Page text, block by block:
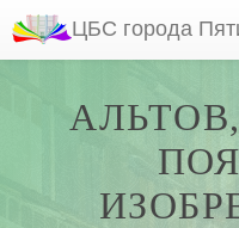
ЦБС города